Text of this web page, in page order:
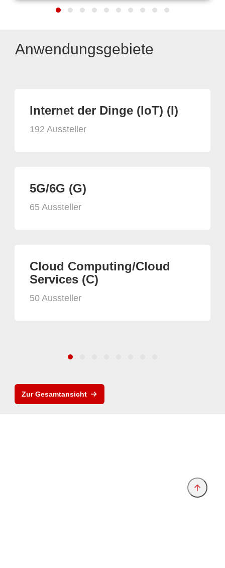
Anwendungsgebiete
Internet der Dinge (IoT) (I)
192 Aussteller
5G/6G (G)
65 Aussteller
Cloud Computing/Cloud
Services (C)
50 Aussteller
Zur Gesamtansicht